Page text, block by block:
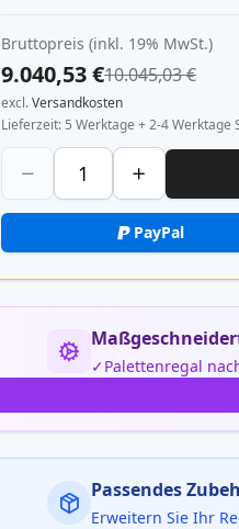
Bruttopreis (inkl. 19% MwSt.)
9.040,53 €10.045,03 €
excl.Versandkosten
Lieferzeit 5 Werktage + 2-4 Werktage
PayPal
Palettenregal
Passendes
Erweitern Sie Ihr